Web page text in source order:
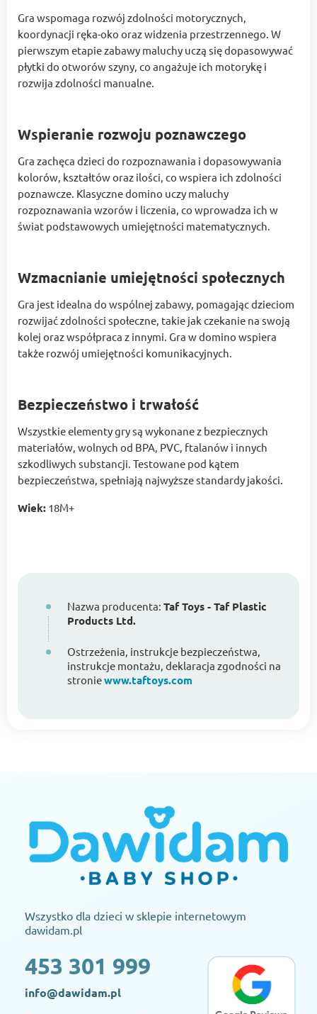
Gra wspomaga rozwój zdolności motorycznych,
koordynacji ręka-oko oraz widzenia przestrzennego. W
pierwszym etapie zabawy maluchy uczą się dopasowywać
płytki do otworów szyny, co angażuje ich motorykę i
rozwija zdolności manualne.
Wspieranie rozwoju poznawczego
Gra zachęca dzieci do rozpoznawania i dopasowywania
kolorów, kształtów oraz ilości, co wspiera ich zdolności
poznawcze. Klasyczne domino uczy maluchy
rozpoznawania wzorów i liczenia, co wprowadza ich w
świat podstawowych umiejętności matematycznych.
Wzmacnianie umiejętności społecznych
Gra jest idealna do wspólnej zabawy, pomagając dzieciom
rozwijać zdolności społeczne, takie jak czekanie na swoją
kolej oraz współpraca z innymi. Gra w domino wspiera
także rozwój umiejętności komunikacyjnych.
Bezpieczeństwo i trwałość
Wszystkie elementy gry są wykonane z bezpiecznych
materiałów, wolnych od BPA, PVC, ftalanów i innych
szkodliwych substancji. Testowane pod kątem
bezpieczeństwa, spełniają najwyższe standardy jakości.
Wiek: 18M+
Nazwa producenta: Taf Toys - Taf Plastic
Products Ltd.
Ostrzeżenia, instrukcje bezpieczeństwa,
instrukcje montażu, deklaracja zgodności na
stroniewww.taftoys.com
Wszystko dla dzieci w sklepie internetowym
dawidam.pl
453 301 999
info@dawidam.pl